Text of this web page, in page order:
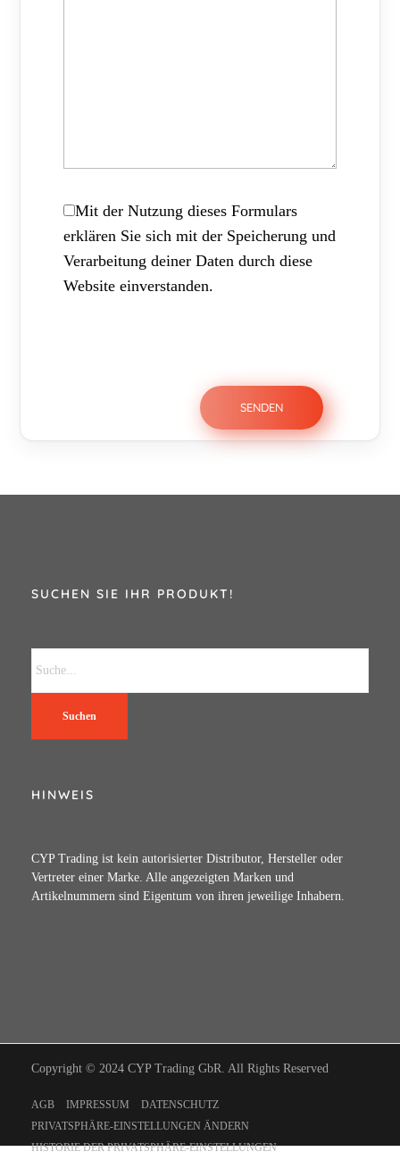
Mit der Nutzung dieses Formulars
erklären Sie sich mit der Speicherung und
Verarbeitung deiner Daten durch diese
Website einverstanden.
SUCHEN SIE IHR PRODUKT!
Suchen
HINWEIS
CYP Trading ist kein autorisierter Distributor, Hersteller oder
Vertreter einer Marke. Alle angezeigten Marken und
Artikelnummern sind Eigentum von ihren jeweilige Inhabern.
Copyright © 2024 CYP Trading GbR. All Rights Reserved
AGB IMPRESSUM
DATENSCHUTZ
PRIVATSPHÄRE-EINSTELLUNGEN ÄNDERN
HISTORIE DER PRIVATSPHÄRE-EINSTELLUNGEN